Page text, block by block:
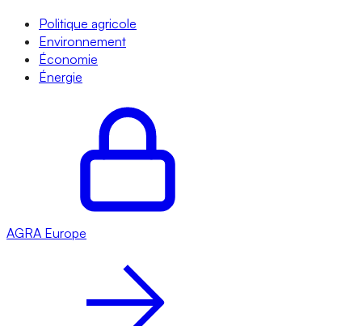
Politique agricole
Environnement
Économie
Énergie
AGRA Europe